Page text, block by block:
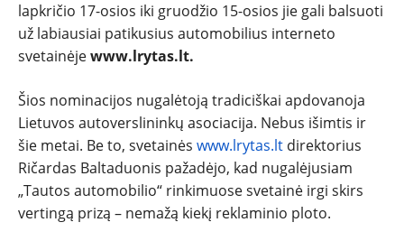
lapkričio 17-osios iki gruodžio 15-osios jie gali balsuoti
už labiausiai patikusius automobilius interneto
svetainėjewww.lrytas.lt.
Šios nominacijos nugalėtoją tradiciškai apdovanoja
Lietuvos autoverslininkų asociacija. Nebus išimtis ir
šie metai. Be to, svetainės www.lrytas.lt direktorius
Ričardas Baltaduonis pažadėjo, kad nugalėjusiam
„Tautos automobilio“ rinkimuose svetainė irgi skirs
vertingą prizą – nemažą kiekį reklaminio ploto.